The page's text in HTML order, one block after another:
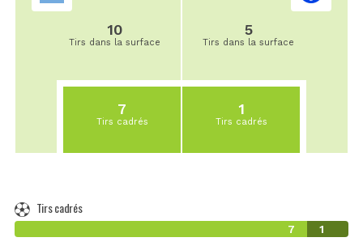
10
Tirs dans la surface
7
Tirs cadrés
5
Tirs dans la surface
1
Tirs cadrés
Tirs cadrés
7 1